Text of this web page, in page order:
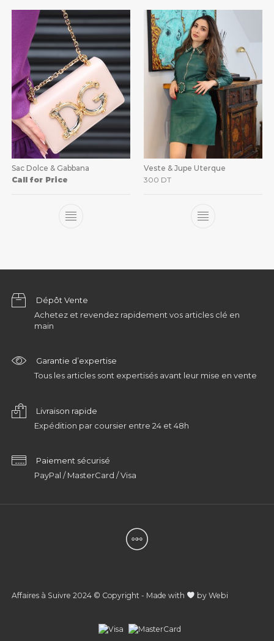
Sac Dolce & Gabbana
Call for Price
Veste & Jupe Uterque
300 DT
Dépôt Vente
Achetez et revendez rapidement vos articles clé en
main
Garantie d’expertise
Tous les articles sont expertisés avant leur mise en vente
Livraison rapide
Expédition par coursier entre 24 et 48h
Paiement sécurisé
PayPal / MasterCard / Visa
Affaires à Suivre 2024 © Copyright - Made with by Webi